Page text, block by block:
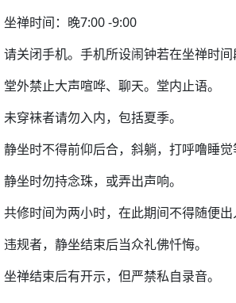
坐禅时间：晚7:00 -9:00
请关闭手机。手机所设闹钟若在坐禅时间
堂外禁止大声喧哗、聊天。堂内止语。
未穿袜者请勿入内，包括夏季。
静坐时不得前仰后合，斜躺，打呼噜睡觉
静坐时勿持念珠，或弄出声响。
共修时间为两小时，在此期间不得随便
违规者，静坐结束后当众礼佛忏悔。
坐禅结束后有开示，但严禁私自录音。